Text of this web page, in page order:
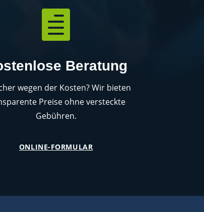

Beratung
wegen der Kosten? Wir bieten
Preise ohne versteckte
Gebühren.
ONLINE-FORMULAR